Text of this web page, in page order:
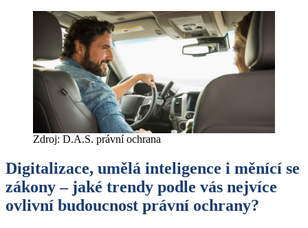
Zdroj: D.A.S. právní ochrana
Digitalizace, umělá inteligence i měnící se
zákony – jaké trendy podle vás nejvíce
ovlivní budoucnost právní ochrany?